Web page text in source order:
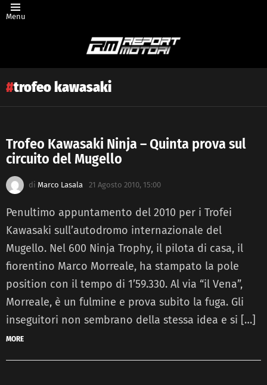
Menu
trofeo kawasaki
Latest
story
Trofeo Kawasaki Ninja – Quinta prova sul
circuito del Mugello
di Marco Lasala 21 Agosto 2010, 15:00
Penultimo appuntamento del 2010 per i Trofei
Kawasaki sull’autodromo internazionale del
Mugello. Nel 600 Ninja Trophy, il pilota di casa, il
fiorentino Marco Morreale, ha stampato la pole
position con il tempo di 1’59.330. Al via “il Vena”,
Morreale, è un fulmine e prova subito la fuga. Gli
inseguitori non sembrano della stessa idea e si […]
MORE